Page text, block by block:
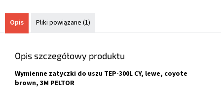
Opis Pliki powiązane (1)
Opis szczegółowy produktu
Wymienne zatyczki do uszu TEP-300L CY, lewe, coyote
brown, 3M PELTOR